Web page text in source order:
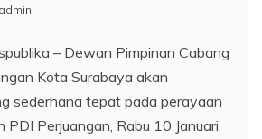
admin
– Dewan Pimpinan Cabang
Kota Surabaya akan
sederhana tepat pada perayaan
PDI Perjuangan, Rabu 10 Januari